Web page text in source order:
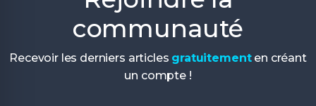
communauté
Recevoir les derniers articles gratuitementen créant
un compte !